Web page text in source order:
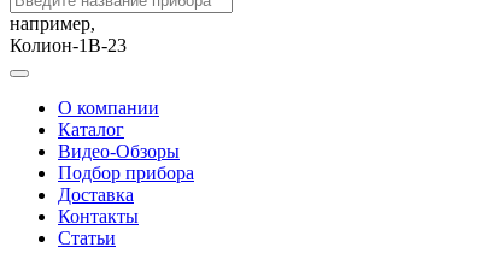
например,
Колион-1В-23
О компании
Каталог
Видео-Обзоры
Подбор прибора
Доставка
Контакты
Статьи